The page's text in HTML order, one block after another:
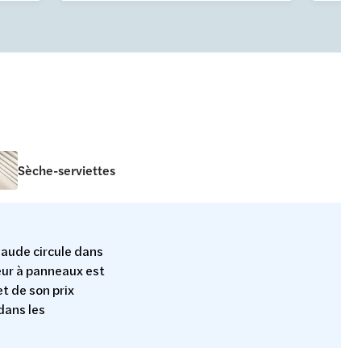
Sèche-serviettes
circule dans
à panneaux est
de son prix
les